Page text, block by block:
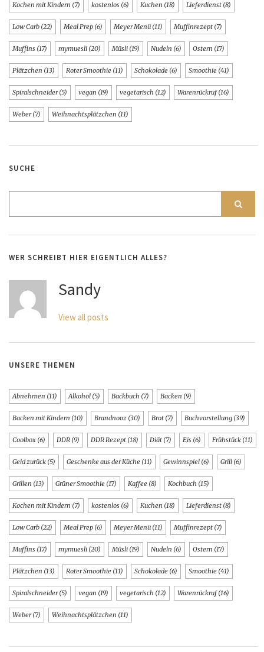
Kochen mit Kindern (7) kostenlos (6) Kuchen (18) Lieferdienst (8)
Low Carb (22) Meal Prep (6) Meyer Menü (11) Muffinrezept (7)
Muffins (17) mymuesli (20) Müsli (19) Nudeln (6) Ostern (17)
Plätzchen (13) Roter Smoothie (11) Schokolade (6) Smoothie (41)
Spiralschneider(5) vegan (19) vegetarisch (12) Warenrückruf(16)
Weber(7) Weihnachtsplätzchen (11)
SUCHE
WER SCHREIBT HIER EIGENTLICH ALLES?
Sandy
View all posts
UNSERE THEMEN
Abnehmen (11) Alkohol (5) Backbuch (7) Backen (9)
Backen mit Kindern (10) Brandnooz (30) Brot (7) Buchvorstellung (39)
Coolbox (6) DDR (9) DDR Rezept (18) Diät (7) Eis (6) Frühstück (11)
Geld zurück (5) Geschenke aus der Küche (11) Gewinnspiel (6) Grill (6)
Grillen (13) Grüner Smoothie (17) Kaffee (8) Kochbuch (15)
Kochen mit Kindern (7) kostenlos (6) Kuchen (18) Lieferdienst (8)
Low Carb (22) Meal Prep (6) Meyer Menü (11) Muffinrezept (7)
Muffins (17) mymuesli (20) Müsli (19) Nudeln (6) Ostern (17)
Plätzchen (13) Roter Smoothie (11) Schokolade (6) Smoothie (41)
Spiralschneider(5) vegan (19) vegetarisch (12) Warenrückruf(16)
Weber(7) Weihnachtsplätzchen (11)